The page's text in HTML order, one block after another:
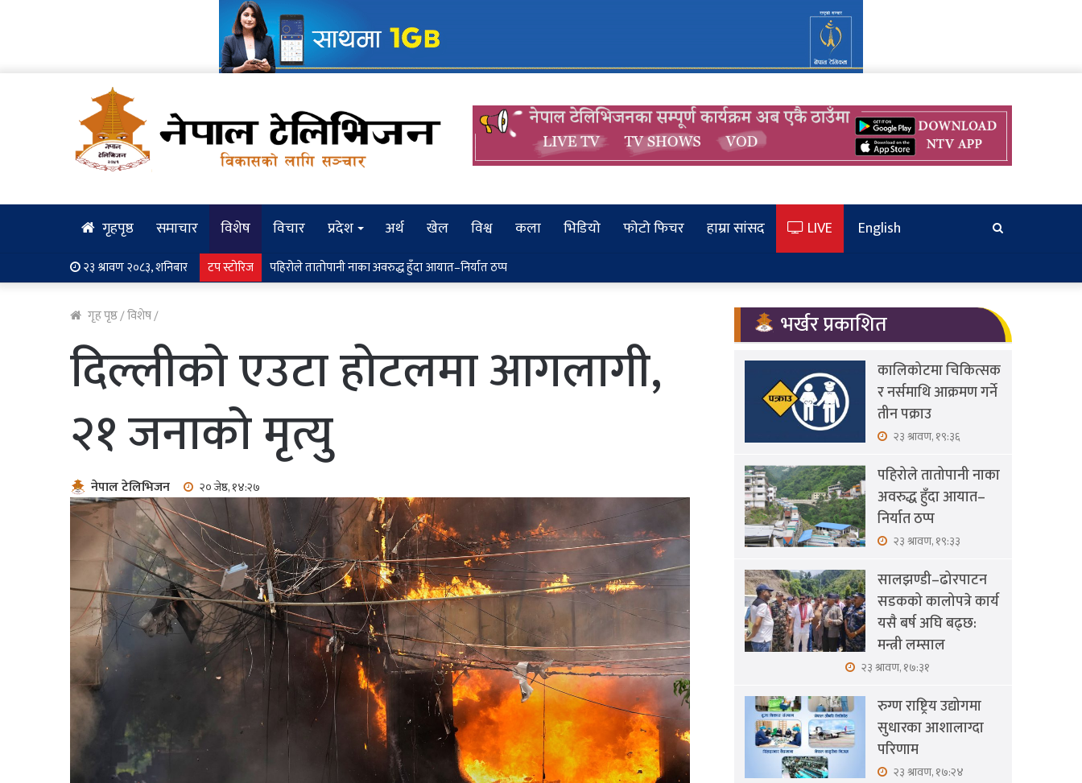
गृहपृष्ठ समाचार विशेष विचार प्रदेश अर्थ खेल विश्व कला भिडियो फोटो फिचर हाम्रा सांसद LIVE English
२३ श्रावण २०८३, शनिबार टप स्टोरिज सालझण्डी–ढोरपाटन सडकको कालोपत्रे कार्य यसै बर्ष अघि बढ्छ: मन्त्री लम्साल
गृह पृष्ठ/विशेष/
दिल्लीको एउटा होटलमा आगलागी,
२१ जनाको मृत्यु
नेपाल टेलिभिजन २० जेष्ठ, १४:२७
भर्खर प्रकाशित
कालिकोटमा चिकित्सक
र नर्समाथि आक्रमण गर्ने
तीन पक्राउ
२३ श्रावण, १९:३६
पहिरोले तातोपानी नाका
अवरुद्ध हुँदा आयात–
निर्यात ठप्प
२३ श्रावण, १९:३३
सालझण्डी–ढोरपाटन
सडकको कालोपत्रे कार्य
यसै बर्ष अघि बढ्छ:
मन्त्री लम्साल
२३ श्रावण, १७:३१
रुग्ण राष्ट्रिय उद्योगमा
सुधारका आशालाग्दा
परिणाम
२३ श्रावण, १७:२४